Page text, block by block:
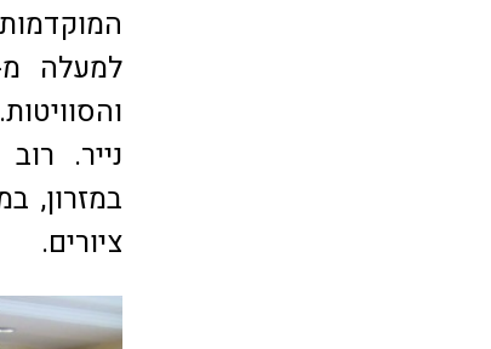
נייר.
במזרון,
ציורים.